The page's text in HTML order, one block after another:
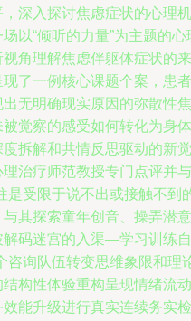
深入探讨焦虑症状的心理机
以“倾听的力量”为主题的心
角理解焦虑伴躯体症状的来
了一例核心课题个案，患者
无明确现实原因的弥散性焦
觉察的感受如何转化为身体
拆解和共情反思驱动的新觉
治疗师范教授专门点评并与
是受限于说不出或接触不到
其探索童年创音、操弄潜意
解码迷宫的入渠—学习训练自
咨询队伍转变思维象限和理
构性体验重构呈现情绪流动
能升级进行真实连续务实检